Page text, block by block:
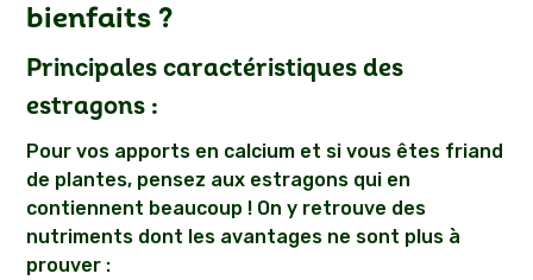
bienfaits ?
Principales caractéristiques des
estragons :
Pour vos apports en calcium et si vous êtes friand
de plantes, pensez aux estragons qui en
contiennent beaucoup ! On y retrouve des
nutriments dont les avantages ne sont plus à
prouver :